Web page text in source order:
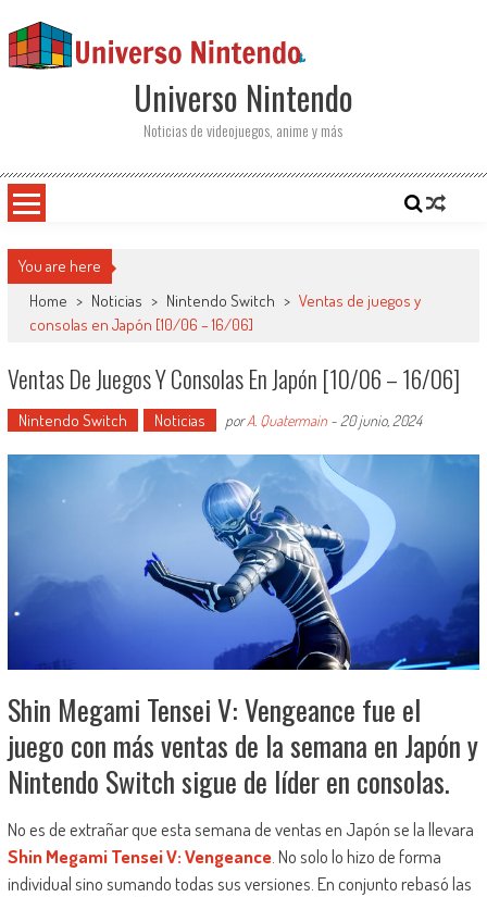
Universo Nintendo
Noticias de videojuegos, anime y más
You are here
Home > Noticias > Nintendo Switch > Ventas de juegos y
consolas en Japón [10/06 – 16/06]
Ventas De Juegos Y Consolas En Japón [10/06 – 16/06]
Nintendo Switch Noticias porA. Quatermain- 20 junio, 2024
Shin Megami Tensei V: Vengeance fue el
juego con más ventas de la semana en Japón y
Nintendo Switch sigue de líder en consolas.
No es de extrañar que esta semana de ventas en Japón se la llevara
Shin Megami Tensei V: Vengeance. No solo lo hizo de forma
individual sino sumando todas sus versiones. En conjunto rebasó las